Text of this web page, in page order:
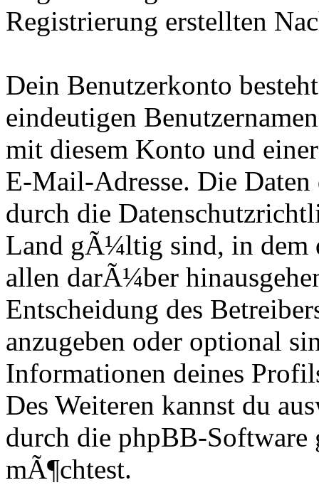
Registrierung erstellten
Dein Benutzerkonto
eindeutigen
mit diesem Konto und
E-Mail-Adresse. Die
durch die
Land gÃ¼ltig sind, in dem
allen darÃ¼ber
Entscheidung des
anzugeben oder optional
Informationen deines
Des Weiteren kannst du
durch die phpBB-Software
mÃ¶chtest.